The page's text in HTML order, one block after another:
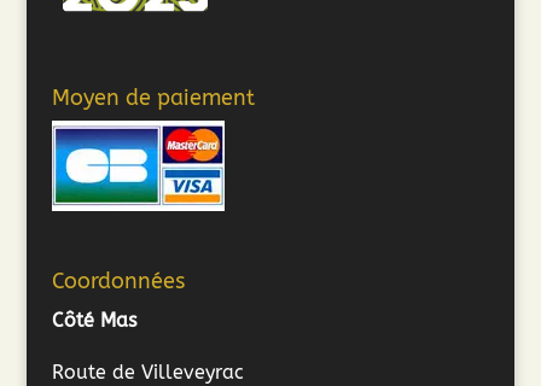
Moyen de paiement
Coordonnées
Côté Mas
Route de Villeveyrac